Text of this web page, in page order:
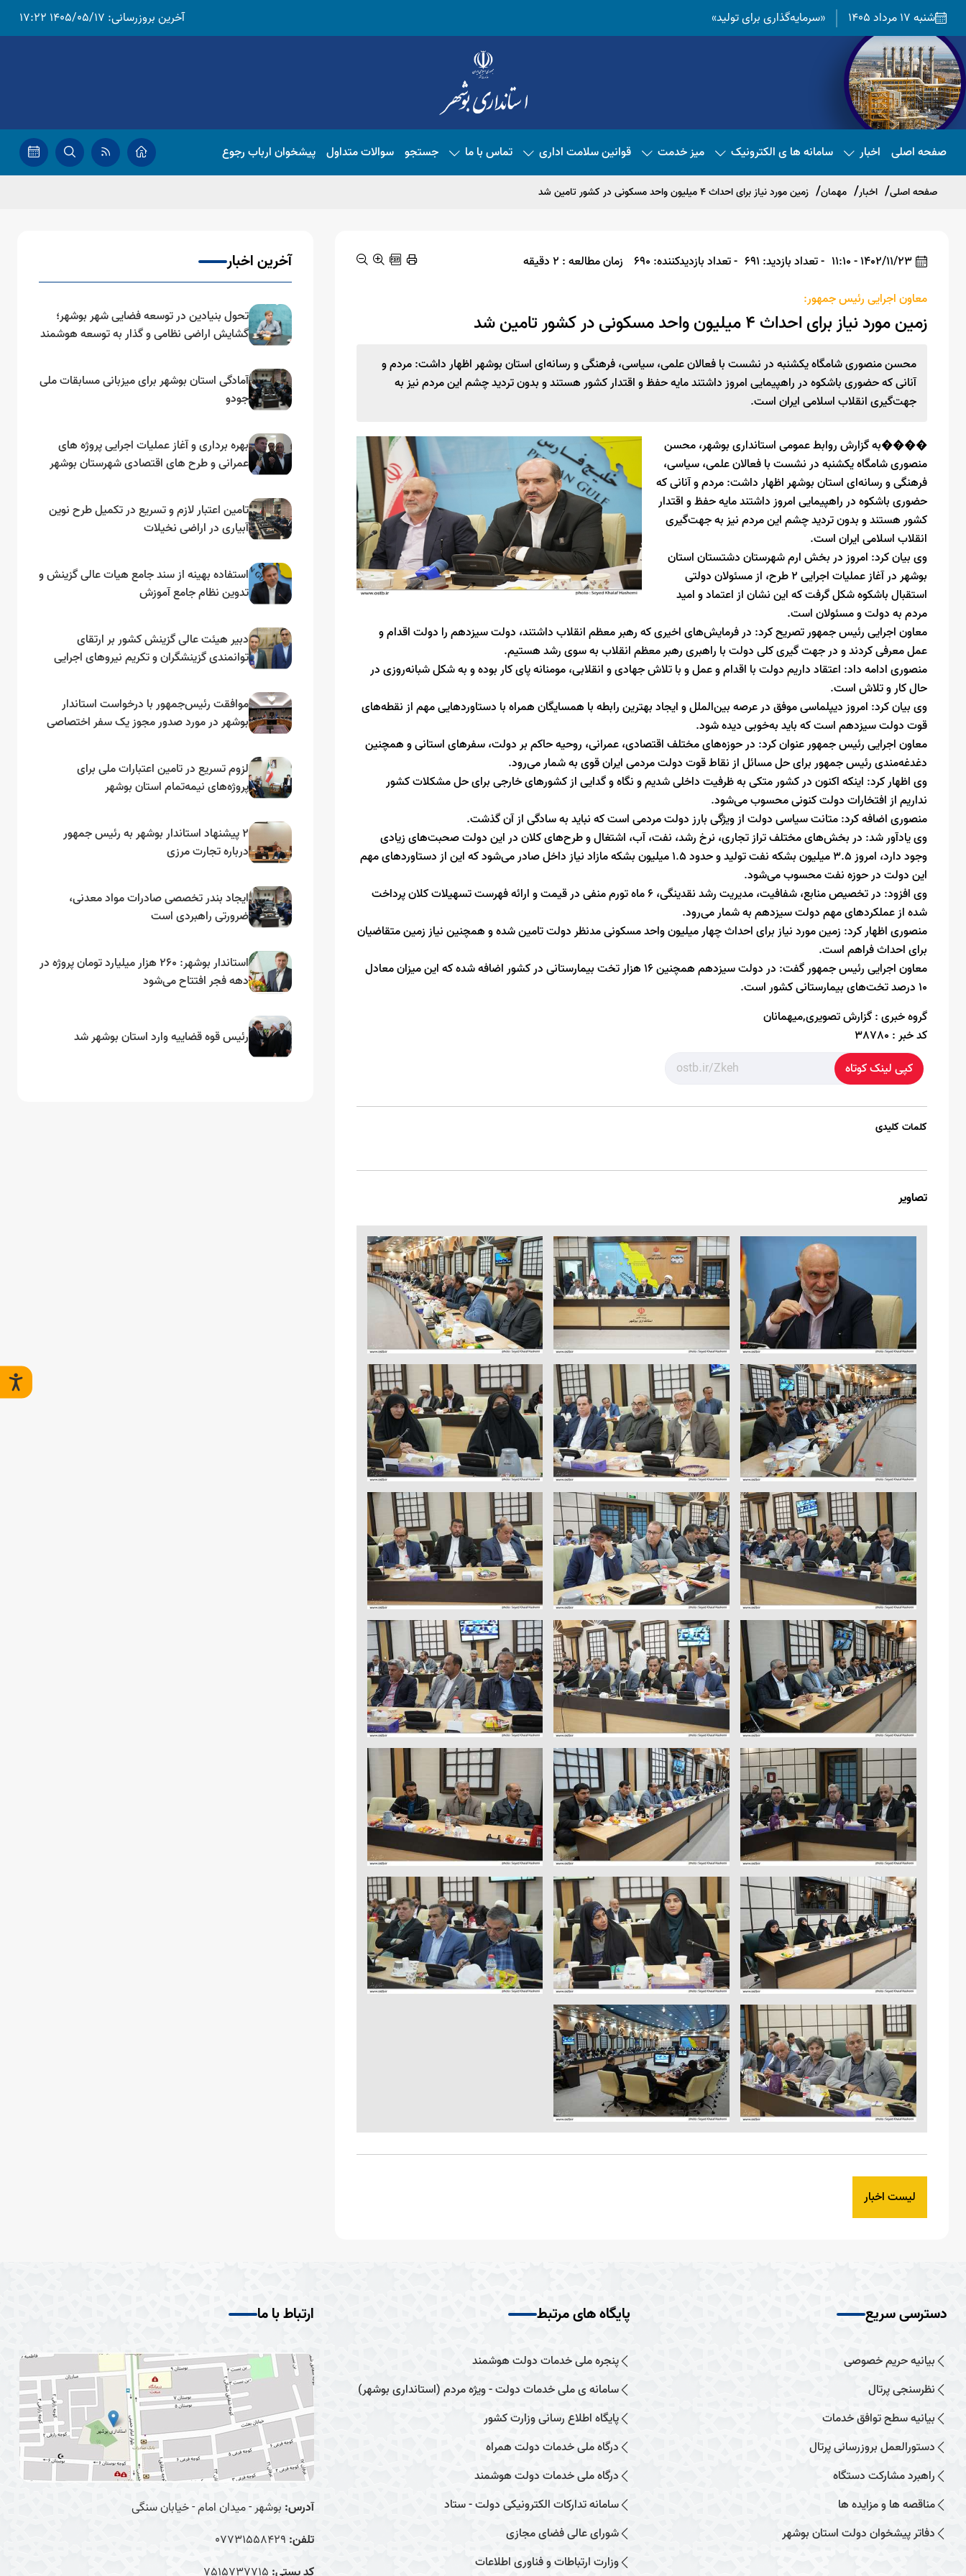
شنبه 17 مرداد 1405 «سرمایه‌گذاری برای تولید» آخرین بروزرسانی: 1405/05/17 17:22
صفحه اصلی اخبار سامانه ها ی الکترونیک میز خدمت قوانین سلامت اداری تماس با ما جستجو سوالات متداول پیشخوان ارباب رجوع
صفحه اصلی اخبار مهمان زمین مورد نیاز برای احداث ۴ میلیون واحد مسکونی در کشور تامین شد
1402/11/23 - 11:10 - تعداد بازدید: 691 - تعداد بازدیدکننده: 690
زمان مطالعه : 2 دقیقه
معاون اجرایی رئیس جمهور:
زمین مورد نیاز برای احداث ۴ میلیون واحد مسکونی در کشور تامین شد
محسن منصوری شامگاه یکشنبه در نشست با فعالان علمی، سیاسی، فرهنگی و رسانه‌ای استان بوشهر اظهار داشت: مردم و
آنانی که حضوری باشکوه در راهپیمایی امروز داشتند مایه حفظ و اقتدار کشور هستند و بدون تردید چشم این مردم نیز به
جهت‌گیری انقلاب اسلامی ایران است.
����به گزارش روابط عمومی استانداری بوشهر، محسن
منصوری شامگاه یکشنبه در نشست با فعالان علمی، سیاسی،
فرهنگی و رسانه‌ای استان بوشهر اظهار داشت: مردم و آنانی که
حضوری باشکوه در راهپیمایی امروز داشتند مایه حفظ و اقتدار
کشور هستند و بدون تردید چشم این مردم نیز به جهت‌گیری
انقلاب اسلامی ایران است.
وی بیان کرد: امروز در بخش ارم شهرستان دشتستان استان
بوشهر در آغاز عملیات اجرایی ۲ طرح، از مسئولان دولتی
استقبال باشکوه شکل گرفت که این نشان از اعتماد و امید
مردم به دولت و مسئولان است.
معاون اجرایی رئیس جمهور تصریح کرد: در فرمایش‌های اخیری که رهبر معظم انقلاب داشتند، دولت سیزدهم را دولت اقدام و
عمل معرفی کردند و در جهت گیری کلی دولت با راهبری رهبر معظم انقلاب به سوی رشد هستیم.
منصوری ادامه داد: اعتقاد داریم دولت با اقدام و عمل و با تلاش جهادی و انقلابی، مومنانه پای کار بوده و به شکل شبانه‌روزی در
حال کار و تلاش است.
وی بیان کرد: امروز دیپلماسی موفق در عرصه بین‌الملل و ایجاد بهترین رابطه با همسایگان همراه با دستاوردهایی مهم از نقطه‌های
قوت دولت سیزدهم است که باید به‌خوبی دیده شود.
معاون اجرایی رئیس جمهور عنوان کرد: در حوزه‌های مختلف اقتصادی، عمرانی، روحیه حاکم بر دولت، سفرهای استانی و همچنین
دغدغه‌مندی رئیس جمهور برای حل مسائل از نقاط قوت دولت مردمی ایران قوی به شمار می‌رود.
وی اظهار کرد: اینکه اکنون در کشور متکی به ظرفیت داخلی شدیم و نگاه و گدایی از کشورهای خارجی برای حل مشکلات کشور
نداریم از افتخارات دولت کنونی محسوب می‌شود.
منصوری اضافه کرد: متانت سیاسی دولت از ویژگی بارز دولت مردمی است که نباید به سادگی از آن گذشت.
وی یادآور شد: در بخش‌های مختلف تراز تجاری، نرخ رشد، نفت، آب، اشتغال و طرح‌های کلان در این دولت صحبت‌های زیادی
وجود دارد، امروز ۳.۵ میلیون بشکه نفت تولید و حدود ۱.۵ میلیون بشکه مازاد نیاز داخل صادر می‌شود که این از دستاوردهای مهم
این دولت در حوزه نفت محسوب می‌شود.
وی افزود: در تخصیص منابع، شفافیت، مدیریت‌ رشد نقدینگی، ۶ ماه تورم منفی در قیمت و ارائه فهرست تسهیلات کلان پرداخت
شده از عملکردهای مهم دولت سیزدهم به شمار می‌رود.
منصوری اظهار کرد: زمین مورد نیاز برای احداث چهار میلیون واحد مسکونی مدنظر دولت تامین شده و همچنین نیاز زمین متقاضیان
برای احداث فراهم است.
معاون اجرایی رئیس جمهور گفت: در دولت سیزدهم همچنین ۱۶ هزار تخت بیمارستانی در کشور اضافه شده که این میزان معادل
۱۰ درصد تخت‌های بیمارستانی کشور است.
گروه خبری :گزارش تصویری,میهمانان
کد خبر : 38780
کپی لینک کوتاه
کلمات کلیدی
تصاویر
لیست اخبار
آخرین اخبار
تحول بنیادین در توسعه فضایی شهر بوشهر؛
گشایش اراضی نظامی و گذار به توسعه هوشمند
آمادگی استان بوشهر برای میزبانی مسابقات ملی
جودو
بهره برداری و آغاز عملیات اجرایی پروژه های
عمرانی و طرح های اقتصادی شهرستان بوشهر
تامین اعتبار لازم و تسریع در تکمیل طرح نوین
آبیاری در اراضی نخیلات
استفاده بهینه از سند جامع هیات عالی گزینش و‌
تدوین نظام جامع آموزش
دبیر هیئت عالی گزینش کشور بر ارتقای
توانمندی گزینشگران و تکریم نیروهای اجرایی
موافقت رئیس‌جمهور با درخواست استاندار
بوشهر در مورد صدور مجوز یک سفر اختصاصی
لزوم تسریع در تامین اعتبارات ملی برای
پروژه‌های نیمه‌تمام استان بوشهر
۲ پیشنهاد استاندار بوشهر به رئیس جمهور
درباره تجارت مرزی
ایجاد بندر تخصصی صادرات مواد معدنی،
ضرورتی راهبردی است
استاندار بوشهر: ۲۶۰ هزار میلیارد تومان پروژه در
دهه فجر افتتاح می‌شود
رئیس قوه قضاییه وارد استان بوشهر شد
دسترسی سریع
بیانیه حریم خصوصی
نظرسنجی پرتال
بیانیه سطح توافق خدمات
دستورالعمل بروزرسانی پرتال
راهبرد مشارکت دستگاه
مناقصه ها و مزایده ها
دفاتر پیشخوان دولت استان بوشهر
پایگاه های مرتبط
پنجره ملی خدمات دولت هوشمند
سامانه ی ملی خدمات دولت - ویژه مردم (استانداری بوشهر)
پایگاه اطلاع رسانی وزارت کشور
درگاه ملی خدمات دولت همراه
درگاه ملی خدمات دولت هوشمند
سامانه تدارکات الکترونیکی دولت - ستاد
شورای عالی فضای مجازی
وزارت ارتباطات و فناوری اطلاعات
ارتباط با ما
آدرس: بوشهر - میدان امام - خیابان سنگی
تلفن: 07731558429
کد پستی: 7515737715